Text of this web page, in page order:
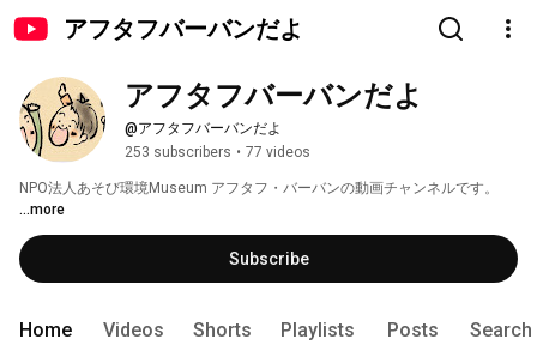
アフタフバーバンだよ
アフタフバーバンだよ
@アフタフバーバンだよ
253 subscribers • 77 videos
NPO法人あそび環境Museum アフタフ・バーバンの動画チャンネルです。
...more
Subscribe
Home Videos Shorts Playlists Posts Search